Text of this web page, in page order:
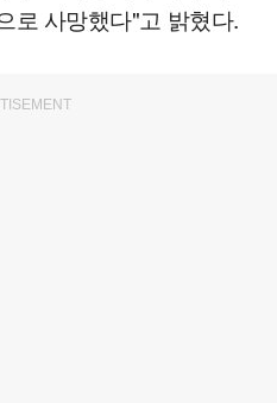
로 사망했다"고 밝혔다.